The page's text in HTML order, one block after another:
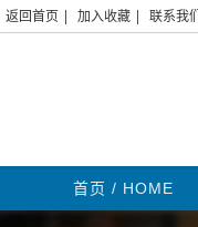
返回首页 加入收藏 联系我们
首页 / HOME